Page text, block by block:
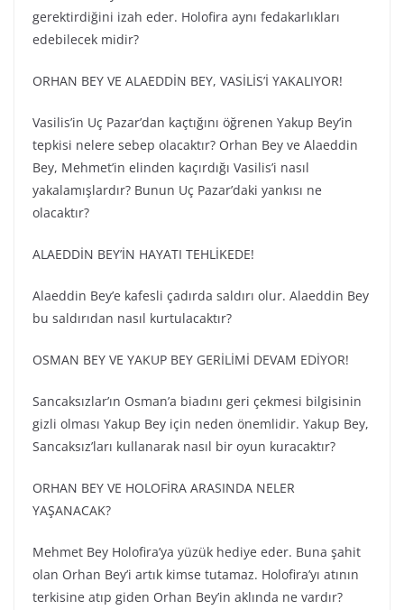
gerektirdiğini izah eder. Holofira aynı fedakarlıkları
edebilecek midir?
ORHAN BEY VE ALAEDDİN BEY, VASİLİS’İ YAKALIYOR!
Vasilis’in Uç Pazar’dan kaçtığını öğrenen Yakup Bey’in
tepkisi nelere sebep olacaktır? Orhan Bey ve Alaeddin
Bey, Mehmet’in elinden kaçırdığı Vasilis’i nasıl
yakalamışlardır? Bunun Uç Pazar’daki yankısı ne
olacaktır?
ALAEDDİN BEY’İN HAYATI TEHLİKEDE!
Alaeddin Bey’e kafesli çadırda saldırı olur. Alaeddin Bey
bu saldırıdan nasıl kurtulacaktır?
OSMAN BEY VE YAKUP BEY GERİLİMİ DEVAM EDİYOR!
Sancaksızlar’ın Osman’a biadını geri çekmesi bilgisinin
gizli olması Yakup Bey için neden önemlidir. Yakup Bey,
Sancaksız’ları kullanarak nasıl bir oyun kuracaktır?
ORHAN BEY VE HOLOFİRA ARASINDA NELER
YAŞANACAK?
Mehmet Bey Holofira’ya yüzük hediye eder. Buna şahit
olan Orhan Bey’i artık kimse tutamaz. Holofira’yı atının
terkisine atıp giden Orhan Bey’in aklında ne vardır?